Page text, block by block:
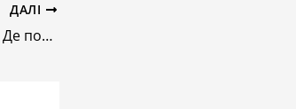
ДАЛІ
Стрічка “20 днів у Маріуполі”: Де подивитись онлайн та у кінотеатрах